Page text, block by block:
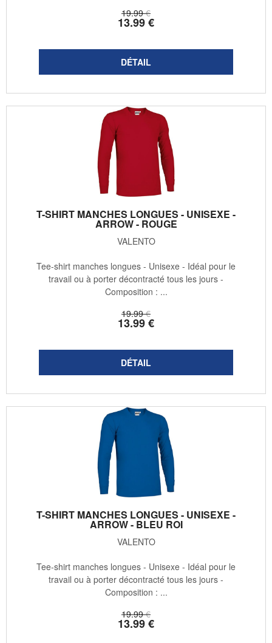
19.99 €
13.99€
T-SHIRT MANCHES LONGUES - UNISEXE -
ARROW - ROUGE
VALENTO
19.99 €
13.99€
Tee-shirt manches longues - Unisexe - Idéal pour le
travail ou à porter décontracté tous les jours -
Composition : ...
T-SHIRT MANCHES LONGUES - UNISEXE -
ARROW - BLEU ROI
VALENTO
19.99 €
13.99€
Tee-shirt manches longues - Unisexe - Idéal pour le
travail ou à porter décontracté tous les jours -
Composition : ...